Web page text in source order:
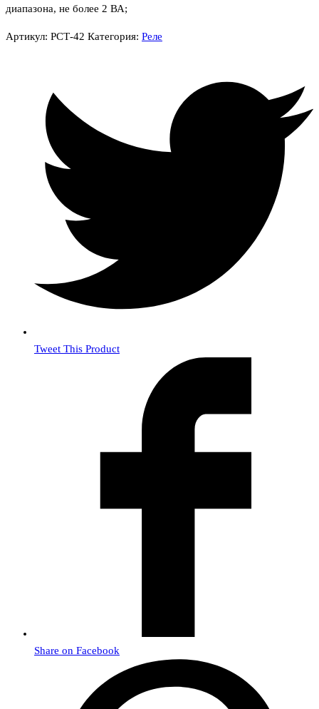
диапазона, не более 2 ВА;
Артикул: РСТ-42 Категория: Реле
Tweet This Product
Share on Facebook